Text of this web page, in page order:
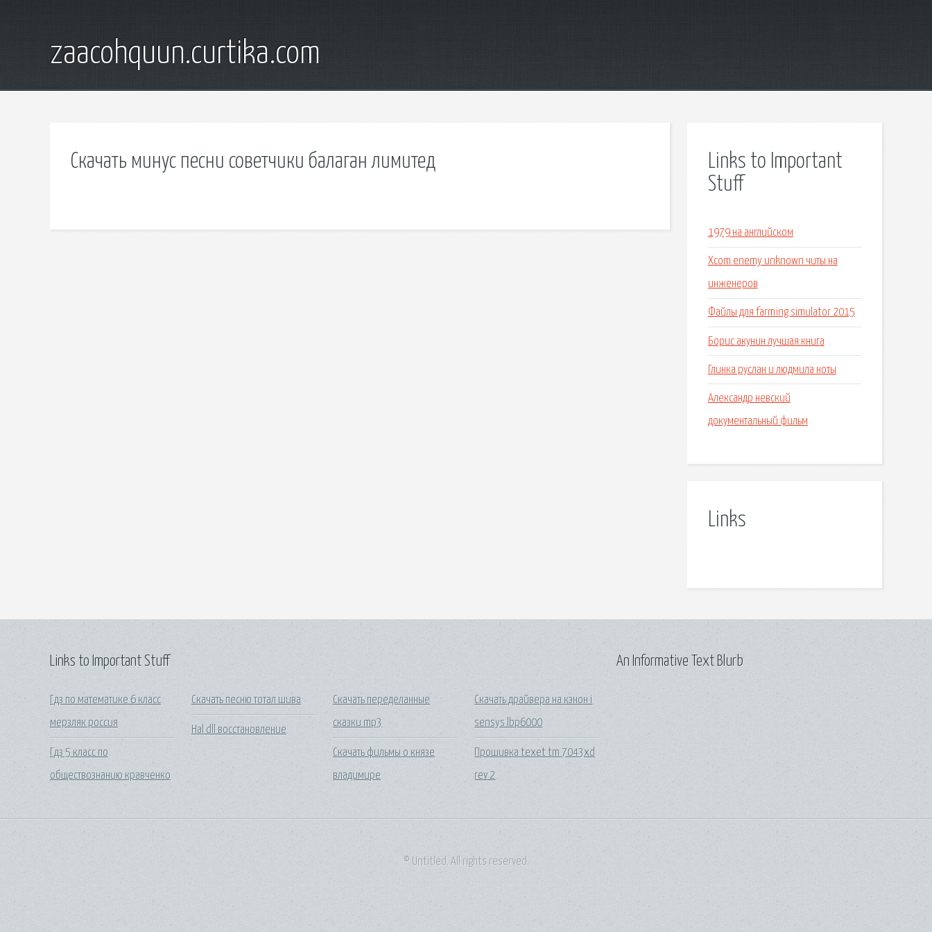
zaacohquun.curtika.com
Скачать минус песни советчики балаган лимитед
Links to Important
Stuff
1979 на английском
Xcom enemy unknown читы на
инженеров
Файлы для farming simulator 2015
Борис акунин лучшая книга
Глинка руслан и людмила ноты
Александр невский
документальный фильм
Links
Links to Important Stuff
Гдз по математике 6 класс
мерзляк россия
Гдз 5 класс по
обществознанию кравченко
Скачать песню тотал шива
Hal dll восстановление
Скачать переделанные
сказки mp3
Скачать фильмы о князе
владимире
Скачать драйвера на кэнон i
sensys lbp6000
Прошивка texet tm 7043xd
rev 2
An Informative Text Blurb
© Untitled. All rights reserved.